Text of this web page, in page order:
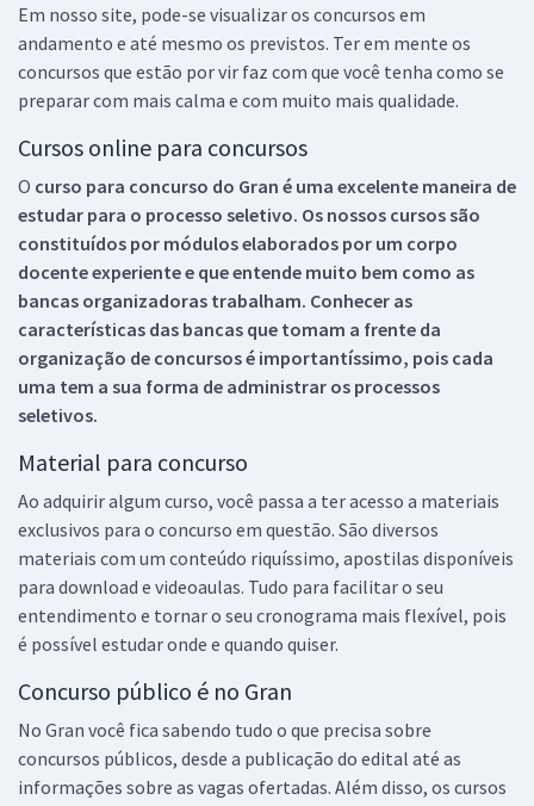
Em nosso site, pode-se visualizar os concursos em
andamento e até mesmo os previstos. Ter em mente os
concursos que estão por vir faz com que você tenha como se
preparar com mais calma e com muito mais qualidade.
Cursos online para concursos
O curso para concurso do Gran é uma excelente maneira de
estudar para o processo seletivo. Os nossos cursos são
constituídos por módulos elaborados por um corpo
docente experiente e que entende muito bem como as
bancas organizadoras trabalham. Conhecer as
características das bancas que tomam a frente da
organização de concursos é importantíssimo, pois cada
uma tem a sua forma de administrar os processos
seletivos.
Material para concurso
Ao adquirir algum curso, você passa a ter acesso a materiais
exclusivos para o concurso em questão. São diversos
materiais com um conteúdo riquíssimo, apostilas disponíveis
para download e videoaulas. Tudo para facilitar o seu
entendimento e tornar o seu cronograma mais flexível, pois
é possível estudar onde e quando quiser.
Concurso público é no Gran
No Gran você fica sabendo tudo o que precisa sobre
concursos públicos, desde a publicação do edital até as
informações sobre as vagas ofertadas. Além disso, os cursos